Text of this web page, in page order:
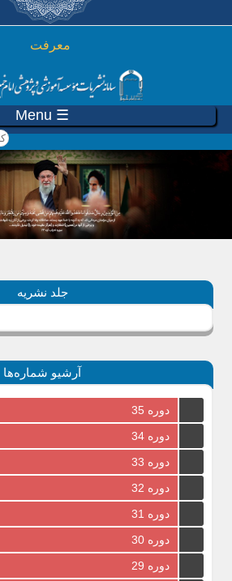
رفتن به محتوای اصلی
معرفت
☰ Menu
جلد نشریه
آرشیو شماره‌ها
دوره 35
دوره 34
دوره 33
دوره 32
دوره 31
دوره 30
دوره 29